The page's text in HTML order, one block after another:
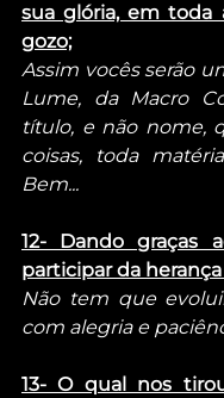
sua glória, em toda
gozo;
Assim vocês serão
Lume, da Macro
título, e não nome,
coisas, toda
Bem...
12- Dando graças
participar da
Não tem que
com alegria e
13- O qual nos